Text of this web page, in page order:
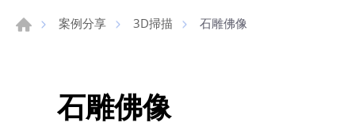
案例分享 3D掃描 石雕佛像
石雕佛像